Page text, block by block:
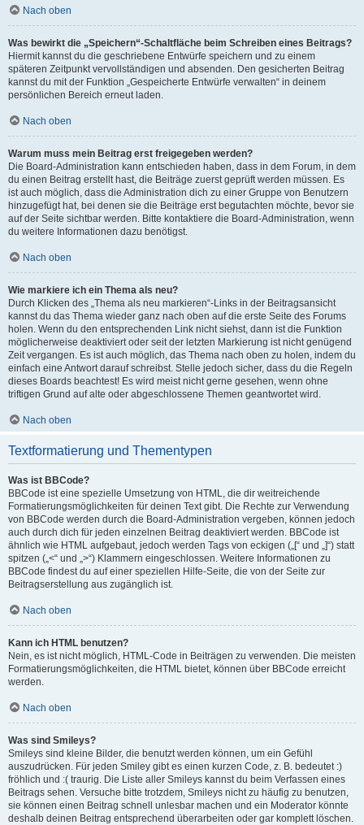
Nach oben
Was bewirkt die „Speichern“-Schaltfläche beim Schreiben eines Beitrags?
Hiermit kannst du die geschriebene Entwürfe speichern und zu einem
späteren Zeitpunkt vervollständigen und absenden. Den gesicherten Beitrag
kannst du mit der Funktion „Gespeicherte Entwürfe verwalten“ in deinem
persönlichen Bereich erneut laden.
Nach oben
Warum muss mein Beitrag erst freigegeben werden?
Die Board-Administration kann entschieden haben, dass in dem Forum, in dem
du einen Beitrag erstellt hast, die Beiträge zuerst geprüft werden müssen. Es
ist auch möglich, dass die Administration dich zu einer Gruppe von Benutzern
hinzugefügt hat, bei denen sie die Beiträge erst begutachten möchte, bevor sie
auf der Seite sichtbar werden. Bitte kontaktiere die Board-Administration, wenn
du weitere Informationen dazu benötigst.
Nach oben
Wie markiere ich ein Thema als neu?
Durch Klicken des „Thema als neu markieren“-Links in der Beitragsansicht
kannst du das Thema wieder ganz nach oben auf die erste Seite des Forums
holen. Wenn du den entsprechenden Link nicht siehst, dann ist die Funktion
möglicherweise deaktiviert oder seit der letzten Markierung ist nicht genügend
Zeit vergangen. Es ist auch möglich, das Thema nach oben zu holen, indem du
einfach eine Antwort darauf schreibst. Stelle jedoch sicher, dass du die Regeln
dieses Boards beachtest! Es wird meist nicht gerne gesehen, wenn ohne
triftigen Grund auf alte oder abgeschlossene Themen geantwortet wird.
Nach oben
Textformatierung und Thementypen
Was ist BBCode?
BBCode ist eine spezielle Umsetzung von HTML, die dir weitreichende
Formatierungsmöglichkeiten für deinen Text gibt. Die Rechte zur Verwendung
von BBCode werden durch die Board-Administration vergeben, können jedoch
auch durch dich für jeden einzelnen Beitrag deaktiviert werden. BBCode ist
ähnlich wie HTML aufgebaut, jedoch werden Tags von eckigen („[“ und „]“) statt
spitzen („<“ und „>“) Klammern eingeschlossen. Weitere Informationen zu
BBCode findest du auf einer speziellen Hilfe-Seite, die von der Seite zur
Beitragserstellung aus zugänglich ist.
Nach oben
Kann ich HTML benutzen?
Nein, es ist nicht möglich, HTML-Code in Beiträgen zu verwenden. Die meisten
Formatierungsmöglichkeiten, die HTML bietet, können über BBCode erreicht
werden.
Nach oben
Was sind Smileys?
Smileys sind kleine Bilder, die benutzt werden können, um ein Gefühl
auszudrücken. Für jeden Smiley gibt es einen kurzen Code, z. B. bedeutet :)
fröhlich und :( traurig. Die Liste aller Smileys kannst du beim Verfassen eines
Beitrags sehen. Versuche bitte trotzdem, Smileys nicht zu häufig zu benutzen,
sie können einen Beitrag schnell unlesbar machen und ein Moderator könnte
deshalb deinen Beitrag entsprechend überarbeiten oder gar komplett löschen.